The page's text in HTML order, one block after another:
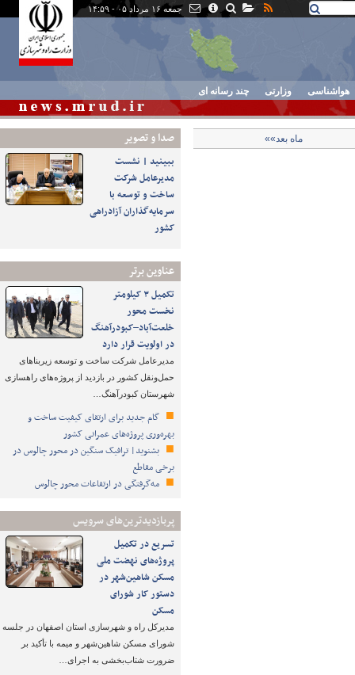
جمعه ۱۶ مرداد ۰۵ - ۱۴:۵۹
هواشناسی وزارتی چند رسانه ای
صدا و تصوير
ببینید | نشست
مدیرعامل شرکت
ساخت و توسعه با
سرمایه‌گذاران آزادراهی
کشور
عناوین برتر
تکمیل ۳ کیلومتر
نخست محور
خلعت‌آباد–کبودرآهنگ
در اولویت قرار دارد
مدیرعامل شرکت ساخت و توسعه زیربناهای
حمل‌ونقل کشور در بازدید از پروژه‌های راهسازی
شهرستان کبودرآهنگ…
گام جدید برای ارتقای کیفیت ساخت و
بهره‌وری پروژه‌های عمرانی کشور
بشنوید| ترافیک سنگین در محور چالوس در
برخی مقاطع
مه‌گرفتگی در ارتفاعات محور چالوس
پربازدیدترین‌های سرویس
تسریع در تکمیل
پروژه‌های نهضت ملی
مسکن شاهین‌شهر در
دستور کار شورای
مسکن
مدیرکل راه و شهرسازی استان اصفهان در جلسه
شورای مسکن شاهین‌شهر و میمه با تأکید بر
ضرورت شتاب‌بخشی به اجرای…
ماه بعد»»